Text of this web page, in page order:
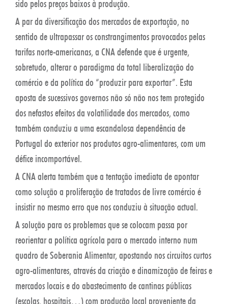
sido pelos preços baixos à produção.
A par da diversificação dos mercados de exportação, no
sentido de ultrapassar os constrangimentos provocados pelas
tarifas norte-americanas, a CNA defende que é urgente,
sobretudo, alterar o paradigma da total liberalização do
comércio e da política do “produzir para exportar”. Esta
aposta de sucessivos governos não só não nos tem protegido
dos nefastos efeitos da volatilidade dos mercados, como
também conduziu a uma escandalosa dependência de
Portugal do exterior nos produtos agro-alimentares, com um
défice incomportável.
A CNA alerta também que a tentação imediata de apontar
como solução a proliferação de tratados de livre comércio é
insistir no mesmo erro que nos conduziu à situação actual.
A solução para os problemas que se colocam passa por
reorientar a política agrícola para o mercado interno num
quadro de Soberania Alimentar, apostando nos circuitos curtos
agro-alimentares, através da criação e dinamização de feiras e
mercados locais e do abastecimento de cantinas públicas
(escolas, hospitais…) com produção local proveniente da